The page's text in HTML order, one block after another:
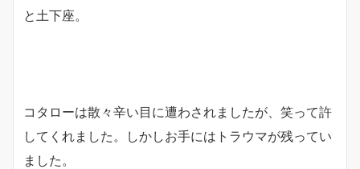
と土下座。
コタローは散々辛い目に遭わされましたが、笑って許
してくれました。しかしお手にはトラウマが残ってい
ました。